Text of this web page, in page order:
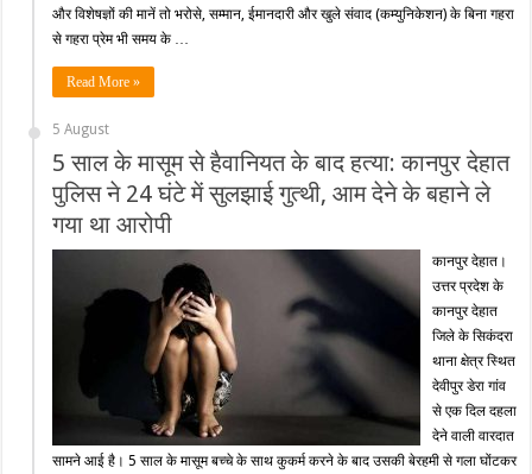
और विशेषज्ञों की मानें तो भरोसे, सम्मान, ईमानदारी और खुले संवाद (कम्युनिकेशन) के बिना गहरा
से गहरा प्रेम भी समय के …
Read More »
5 August
5 साल के मासूम से हैवानियत के बाद हत्या: कानपुर देहात
पुलिस ने 24 घंटे में सुलझाई गुत्थी, आम देने के बहाने ले
गया था आरोपी
कानपुर देहात।
उत्तर प्रदेश के
कानपुर देहात
जिले के सिकंदरा
थाना क्षेत्र स्थित
देवीपुर डेरा गांव
से एक दिल दहला
देने वाली वारदात
सामने आई है। 5 साल के मासूम बच्चे के साथ कुकर्म करने के बाद उसकी बेरहमी से गला घोंटकर